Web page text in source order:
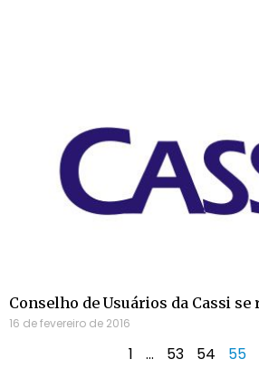
Conselho de Usuários da Cassi se
16 de fevereiro de 2016
1 … 53 54 55